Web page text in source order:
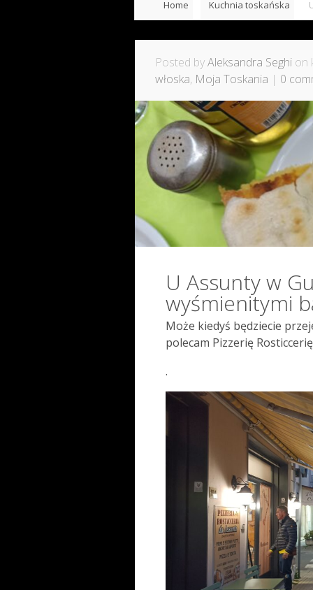
Home Kuchnia toskańska
Posted byAleksandra Seghi on
włoska, Moja Toskania | 0
U Assunty w
wyśmienitymi
Może kiedyś będziecie
polecam Pizzerię
.